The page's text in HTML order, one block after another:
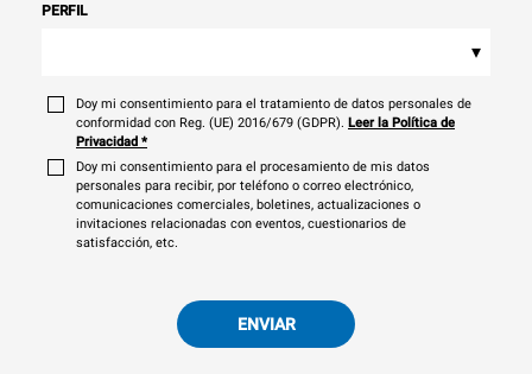
PERFIL
▾
Doy mi consentimiento para el tratamiento de datos personales de
conformidad con Reg. (UE) 2016/679 (GDPR). Leer la Política de
Privacidad *
Doy mi consentimiento para el procesamiento de mis datos
personales para recibir, por teléfono o correo electrónico,
comunicaciones comerciales, boletines, actualizaciones o
invitaciones relacionadas con eventos, cuestionarios de
satisfacción, etc.
ENVIAR